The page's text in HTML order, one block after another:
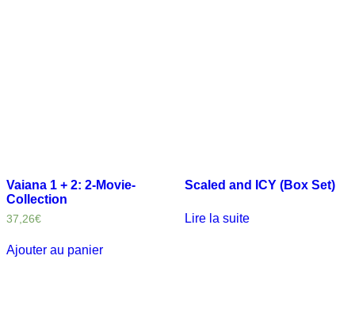
Vaiana 1 + 2: 2-Movie-
Collection
37,26€
Ajouter au panier
Scaled and ICY (Box Set)
Lire la suite